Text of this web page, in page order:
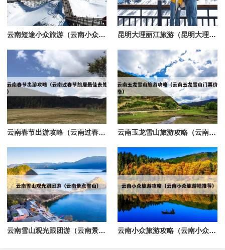
云南短途小众旅游（云南小众旅游攻略自由行最佳路线图） 昆明大理丽江旅游（昆明大理丽江旅游团价格）
云南春节出游攻略（云南过春节旅居最佳去处） 云南玉龙雪山旅游攻略（云南玉龙雪山门票价格）
云南雪山观光跟团游（云南景点雪山） 云南小众旅游攻略（云南小众旅游地推荐）